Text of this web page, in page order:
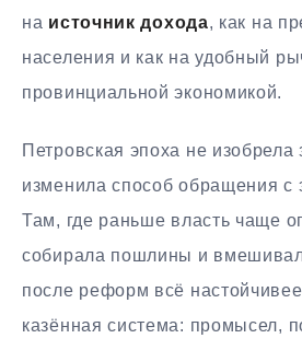
на источник дохода, как на
населения и как на удобный
провинциальной экономикой.
Петровская эпоха не изобрела
изменила способ обращения с
Там, где раньше власть чаще
собирала пошлины и
после реформ всё
казённая система: промысел,